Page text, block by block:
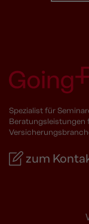
Spezialist für
Beratungsleistungen
zum